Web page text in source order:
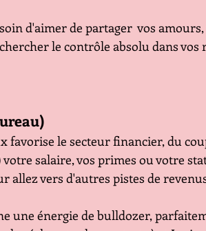
d'aimer de partager  vos
le contrôle absolu dans vos
favorise le secteur financier, du
salaire, vos primes ou votre
allez vers d'autres pistes de
une énergie de bulldozer,